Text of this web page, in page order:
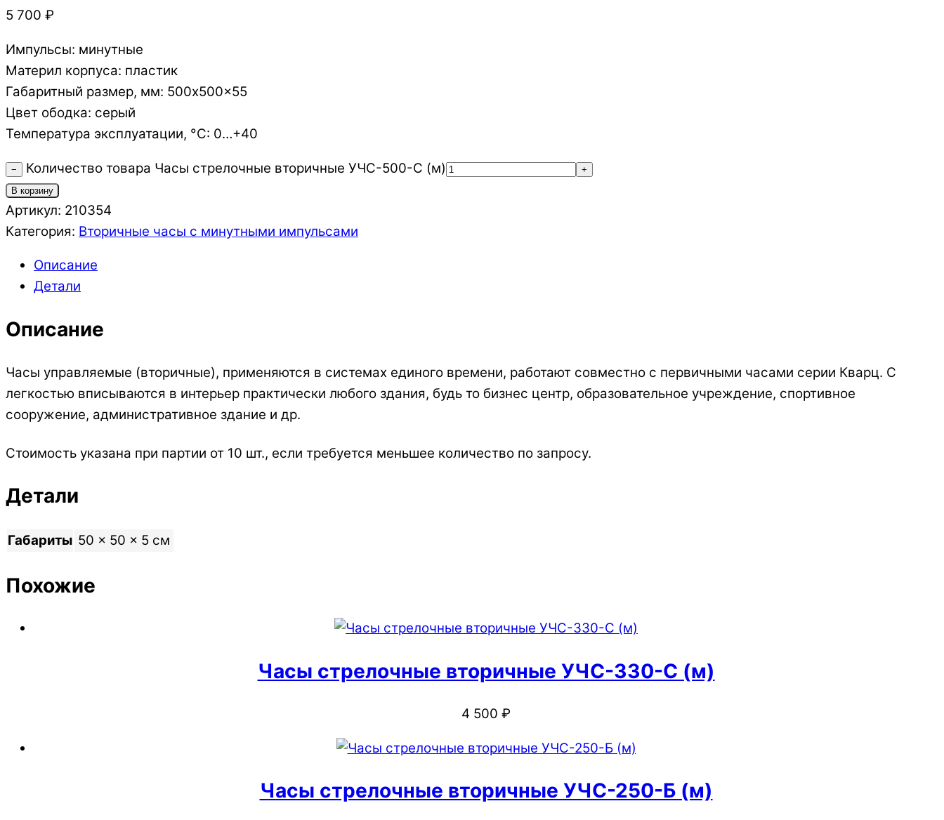
5 700 ₽
Импульсы: минутные
Материл корпуса: пластик
Габаритный размер, мм: 500x500x55
Цвет ободка: серый
Температура эксплуатации, °C: 0…+40
− Количество товара Часы стрелочные вторичные УЧС-500-С (м)
+
В корзину
Артикул: 210354
Категория: Вторичные часы с минутными импульсами
Описание
Детали
Описание
Часы управляемые (вторичные), применяются в системах единого времени, работают совместно с первичными часами серии Кварц. C
легкостью вписываются в интерьер практически любого здания, будь то бизнес центр, образовательное учреждение, спортивное
сооружение, административное здание и др.
Стоимость указана при партии от 10 шт., если требуется меньшее количество по запросу.
Детали
Габариты 50 × 50 × 5 см
Похожие
Часы стрелочные вторичные УЧС-330-С (м)
4 500 ₽
Часы стрелочные вторичные УЧС-250-Б (м)